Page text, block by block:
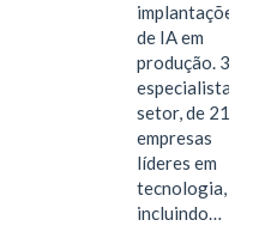
implantações
de IA em
produção. 38
especialistas do
setor, de 21
empresas
líderes em
tecnologia,
incluindo…